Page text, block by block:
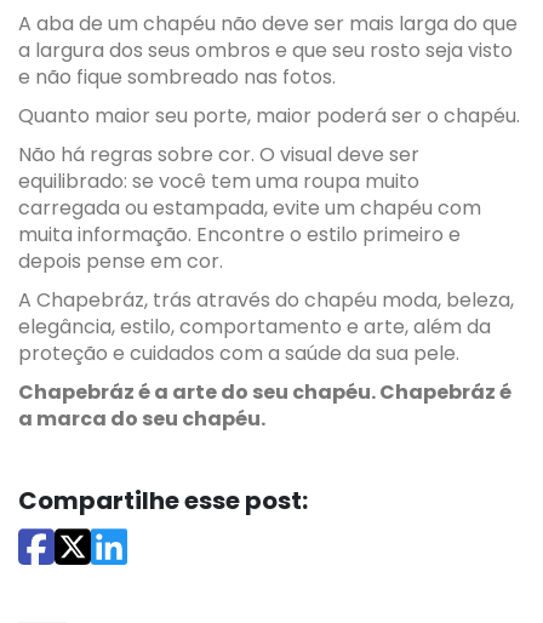
A aba de um chapéu não deve ser mais larga do que
a largura dos seus ombros e que seu rosto seja visto
e não fique sombreado nas fotos.
Quanto maior seu porte, maior poderá ser o chapéu.
Não há regras sobre cor. O visual deve ser
equilibrado: se você tem uma roupa muito
carregada ou estampada, evite um chapéu com
muita informação. Encontre o estilo primeiro e
depois pense em cor.
A Chapebráz, trás através do chapéu moda, beleza,
elegância, estilo, comportamento e arte, além da
proteção e cuidados com a saúde da sua pele.
Chapebráz é a arte do seu chapéu. Chapebráz é
a marca do seu chapéu.
Compartilhe esse post: